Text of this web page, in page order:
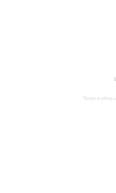
Tento e-shop